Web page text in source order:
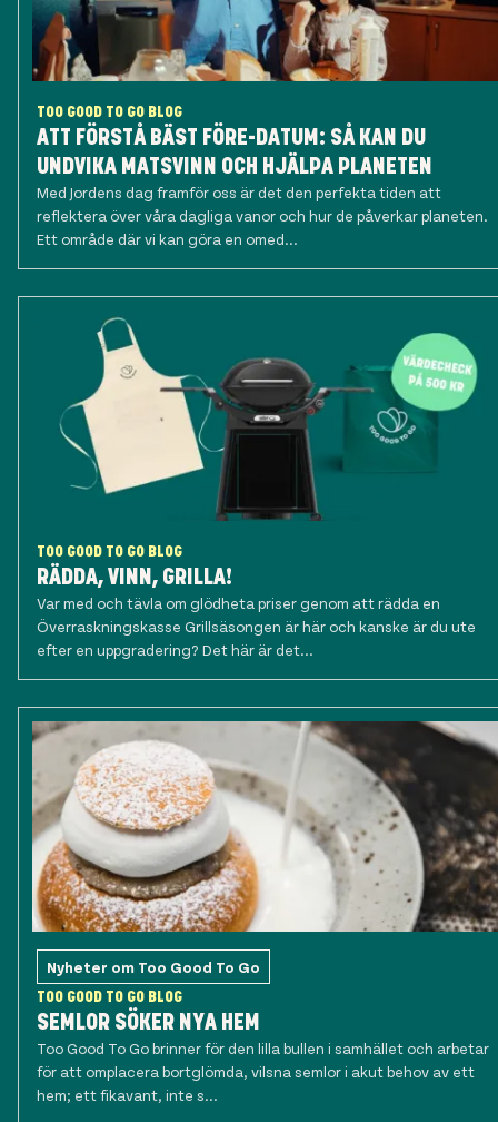
TOO GOOD TO GO BLOG
ATT FÖRSTÅ BÄST FÖRE-DATUM: SÅ KAN DU
UNDVIKA MATSVINN OCH HJÄLPA PLANETEN
Med Jordens dag framför oss är det den perfekta tiden att
reflektera över våra dagliga vanor och hur de påverkar planeten.
Ett område där vi kan göra en omed...
TOO GOOD TO GO BLOG
RÄDDA, VINN, GRILLA!
Var med och tävla om glödheta priser genom att rädda en
Överraskningskasse Grillsäsongen är här och kanske är du ute
efter en uppgradering? Det här är det...
Nyheter om Too Good To Go
TOO GOOD TO GO BLOG
SEMLOR SÖKER NYA HEM
Too Good To Go brinner för den lilla bullen i samhället och arbetar
för att omplacera bortglömda, vilsna semlor i akut behov av ett
hem; ett fikavant, inte s...